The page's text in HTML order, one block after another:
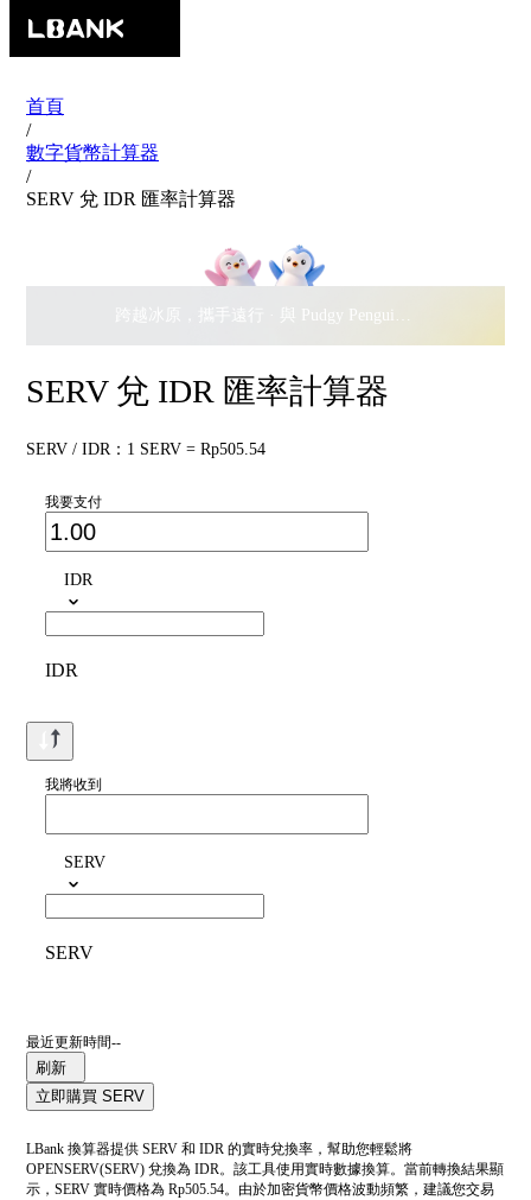
首頁
/
數字貨幣計算器
/
SERV 兌 IDR 匯率計算器
跨越冰原，攜手遠行 · 與 Pudgy Penguins 搖擺瓜分
SERV 兌 IDR 匯率計算器
SERV / IDR：1 SERV = Rp505.54
我要支付
IDR
IDR
我將收到
SERV
SERV
最近更新時間--
刷新
立即購買 SERV
LBank 換算器提供 SERV 和 IDR 的實時兌換率，幫助您輕鬆將
OPENSERV(SERV) 兌換為 IDR。該工具使用實時數據換算。當前轉換結果顯
示，SERV 實時價格為 Rp505.54。由於加密貨幣價格波動頻繁，建議您交易